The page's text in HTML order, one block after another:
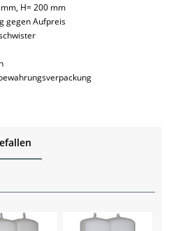
H= 200 mm
gegen Aufpreis